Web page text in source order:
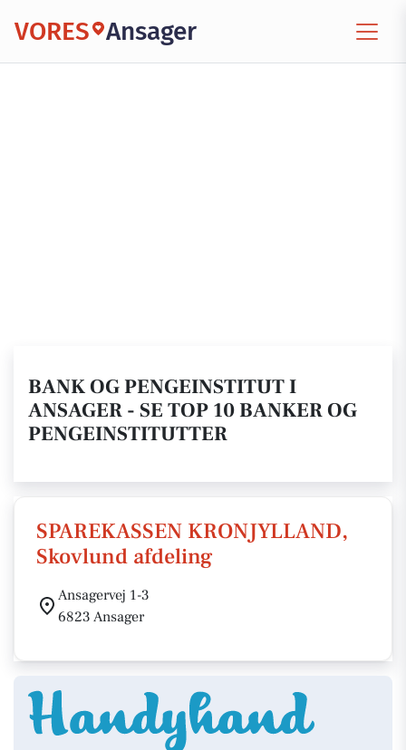
VORES Ansager
BANK OG PENGEINSTITUT I
ANSAGER - SE TOP 10 BANKER OG
PENGEINSTITUTTER
SPAREKASSEN KRONJYLLAND,
Skovlund afdeling
Ansagervej 1-3
6823 Ansager